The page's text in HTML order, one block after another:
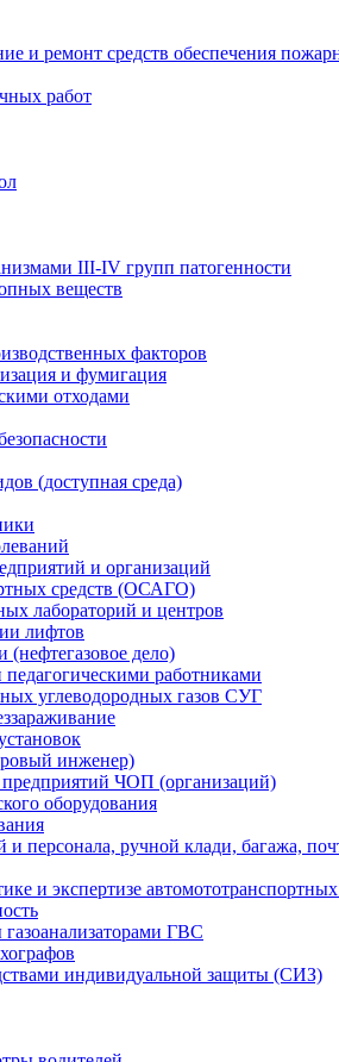
и ремонт средств обеспечения
работ
III-IV групп патогенности
веществ
факторов
и фумигация
отходами
(доступная среда)
и организаций
средств (ОСАГО)
лабораторий и центров
лифтов
(нефтегазовое дело)
работниками
углеводородных газов СУГ
инженер)
ЧОП (организаций)
оборудования
и персонала, ручной клади, багажа,
и экспертизе
ГВС
индивидуальной защиты (СИЗ)